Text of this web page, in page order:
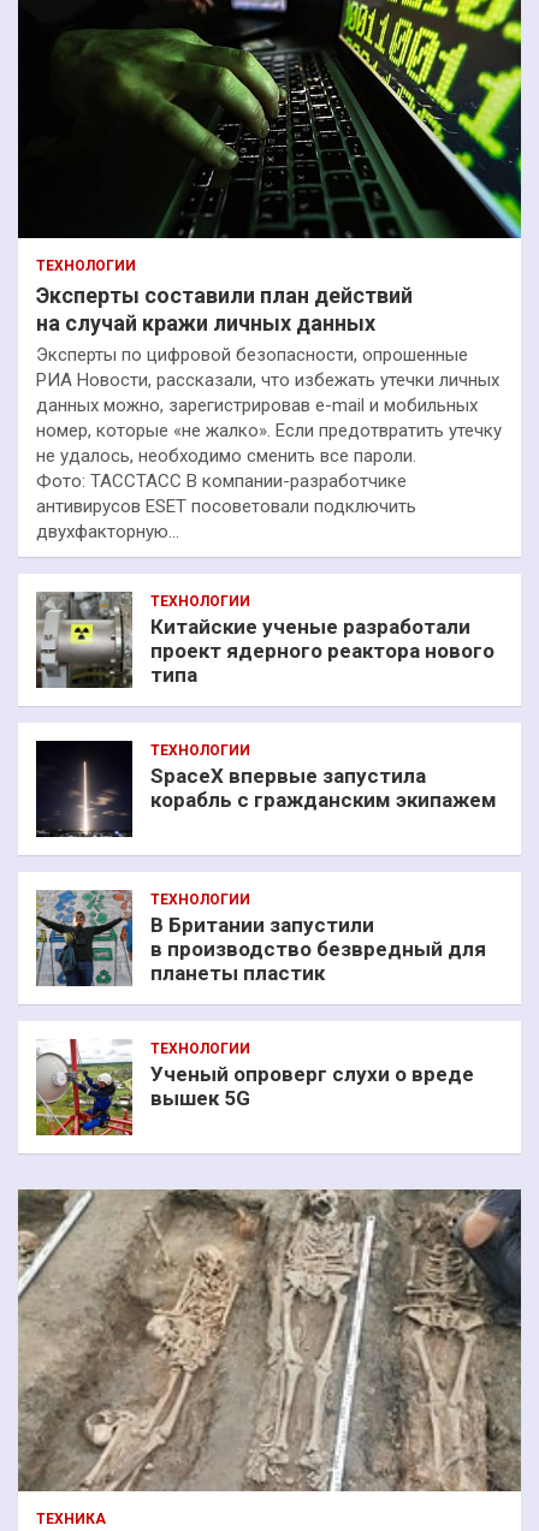
ТЕХНОЛОГИИ
Эксперты составили план действий
на случай кражи личных данных
Эксперты по цифровой безопасности, опрошенные
РИА Новости, рассказали, что избежать утечки личных
данных можно, зарегистрировав e-mail и мобильных
номер, которые «не жалко». Если предотвратить утечку
не удалось, необходимо сменить все пароли.
Фото: ТАССТАСС В компании-разработчике
антивирусов ESET посоветовали подключить
двухфакторную…
ТЕХНОЛОГИИ
Китайские ученые разработали
проект ядерного реактора нового
типа
ТЕХНОЛОГИИ
SpaceX впервые запустила
корабль с гражданским экипажем
ТЕХНОЛОГИИ
В Британии запустили
в производство безвредный для
планеты пластик
ТЕХНОЛОГИИ
Ученый опроверг слухи о вреде
вышек 5G
ТЕХНИКА